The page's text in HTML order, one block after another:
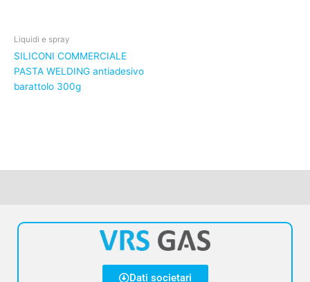
Liquidi e spray
SILICONI COMMERCIALE
PASTA WELDING antiadesivo
barattolo 300g
Dati societari